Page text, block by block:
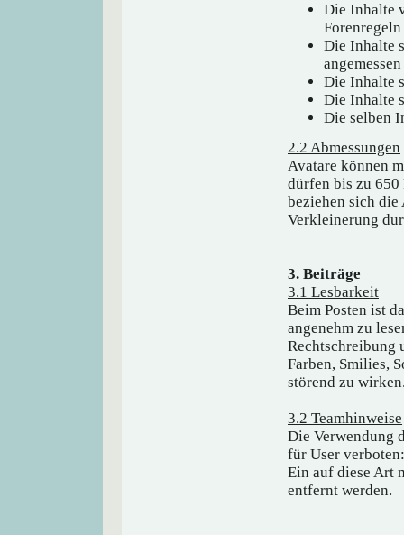
Die Inhalte
Forenregeln
Die Inhalte
angemessen
Die Inhalte
Die Inhalte
Die selben
2.2 Abmessungen
Avatare können
dürfen bis zu
beziehen sich die
Verkleinerung
3. Beiträge
3.1 Lesbarkeit
Beim Posten ist
angenehm zu
Rechtschreibung
Farben, Smilies,
störend zu
3.2 Teamhinweise
Die Verwendung
für User
Ein auf diese Art
entfernt werden.